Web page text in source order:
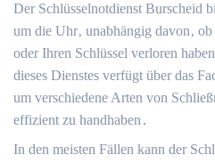
Der Schlüsselnotdienst Burscheid
um die Uhr‚ unabhängig davon‚
oder Ihren Schlüssel verloren
dieses Dienstes verfügt über das
um verschiedene Arten von
effizient zu handhaben․
In den meisten Fällen kann der